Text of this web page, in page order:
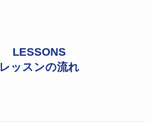
LESSONS
レッスンの流れ